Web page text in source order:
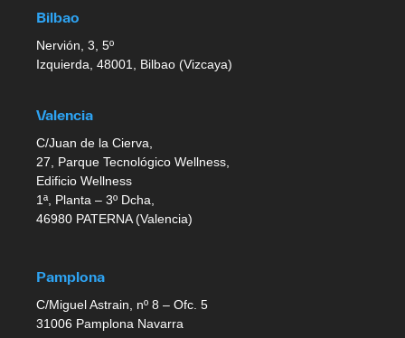
Bilbao
Nervión, 3, 5º
Izquierda, 48001, Bilbao (Vizcaya)
Valencia
C/Juan de la Cierva,
27, Parque Tecnológico Wellness,
Edificio Wellness
1ª, Planta – 3º Dcha,
46980 PATERNA (Valencia)
Pamplona
C/Miguel Astrain, nº 8 – Ofc. 5
31006 Pamplona Navarra